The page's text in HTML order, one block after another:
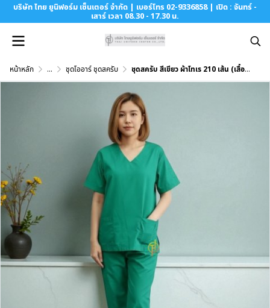
บริษัท ไทย ยูนิฟอร์ม เซ็นเตอร์ จำกัด | เบอร์โทร 02-9336858 | เปิด : จันทร์ -
เสาร์ เวลา 08.30 - 17.30 น.
หน้าหลัก ... ชุดโออาร์ ชุดสครับ ชุดสครับ สีเขียว ผ้าโทเร 210 เส้น (เสื้อ+กางเกง)